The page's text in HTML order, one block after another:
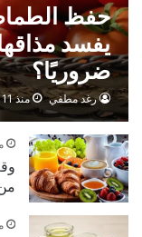
حفظ
يفسد
ضروريًا؟
رغد مطفي منذ 11 ثانية